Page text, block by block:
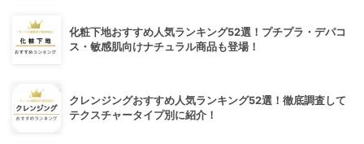
化粧下地おすすめ人気ランキング52選！プチプラ・デパコ
ス・敏感肌向けナチュラル商品も登場！
クレンジングおすすめ人気ランキング52選！徹底調査して
テクスチャータイプ別に紹介！